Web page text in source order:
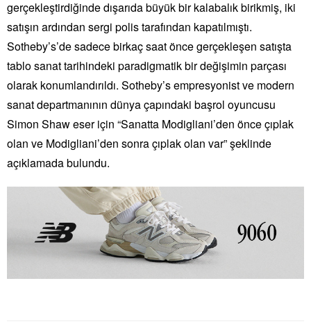
gerçekleştirdiğinde dışarıda büyük bir kalabalık birikmiş, iki
satışın ardından sergi polis tarafından kapatılmıştı.
Sotheby’s’de sadece birkaç saat önce gerçekleşen satışta
tablo sanat tarihindeki paradigmatik bir değişimin parçası
olarak konumlandırıldı. Sotheby’s empresyonist ve modern
sanat departmanının dünya çapındaki başrol oyuncusu
Simon Shaw eser için “Sanatta Modigliani’den önce çıplak
olan ve Modigliani’den sonra çıplak olan var” şeklinde
açıklamada bulundu.